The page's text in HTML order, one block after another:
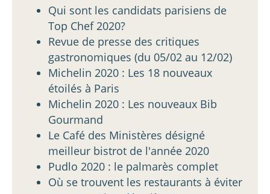
Qui sont les candidats parisiens de
Top Chef 2020?
Revue de presse des critiques
gastronomiques (du 05/02 au 12/02)
Michelin 2020 : Les 18 nouveaux
étoilés à Paris
Michelin 2020 : Les nouveaux Bib
Gourmand
Le Café des Ministères désigné
meilleur bistrot de l'année 2020
Pudlo 2020 : le palmarès complet
Où se trouvent les restaurants à éviter